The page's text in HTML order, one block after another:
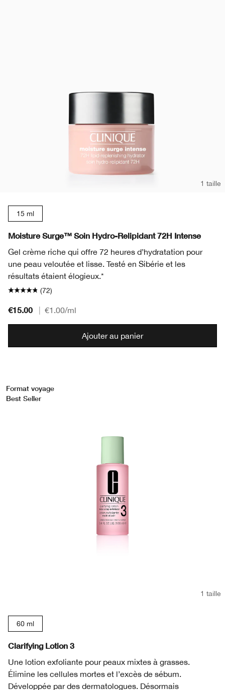
1 taille
15 ml
Moisture Surge™ Soin Hydro-Relipidant 72H Intense
Gel crème riche qui offre 72 heures d’hydratation pour
une peau veloutée et lisse. Testé en Sibérie et les
résultats étaient élogieux.*
(72)
€15.00 €1.00/ml
Ajouter au panier
Format voyage
Best Seller
1 taille
60 ml
Clarifying Lotion 3
Une lotion exfoliante pour peaux mixtes à grasses.
Élimine les cellules mortes et l’excès de sébum.
Développée par des dermatologues. Désormais